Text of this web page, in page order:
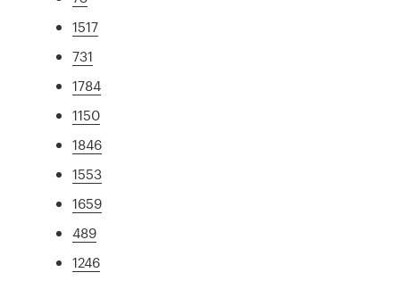
1517
731
1784
1150
1846
1553
1659
489
1246